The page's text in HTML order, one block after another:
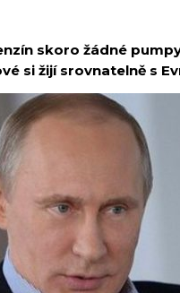
skoro žádné
si žijí srovnatelně s